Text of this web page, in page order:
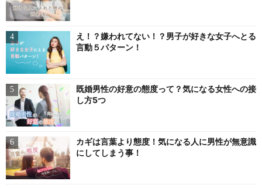
え！？嫌われてない！？男子が好きな女子へとる
言動５パターン！
既婚男性の好意の態度って？気になる女性への接
し方5つ
カギは言葉より態度！気になる人に男性が無意識
にしてしまう事！